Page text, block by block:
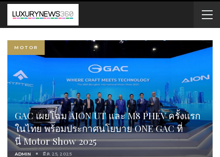
MOTOR
GAC เผยโฉม AION UT และ M8 PHEV ครั้งแรก
ในไทย พร้อมประกาศนโยบาย ONE GAC ที่
นี่ Motor Show 2025
ADMIN มี.ค. 25, 2025